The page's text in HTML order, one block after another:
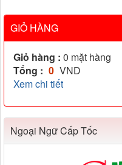
GIỎ HÀNG
Giỏ hàng : 0 mặt hàng
Tổng : 0 VND
Xem chi tiết
Ngoại Ngữ Cấp Tốc